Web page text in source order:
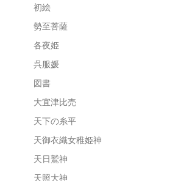
初絵
勢至菩薩
各夜姫
呉服媛
図書
大宜津比売
天下の糸平
天御衣織女稚姫神
天日鷲神
天照大神